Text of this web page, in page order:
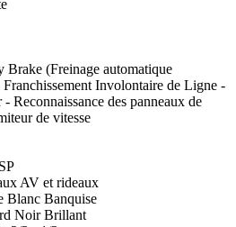
Brake (Freinage automatique
Involontaire de Ligne -
Reconnaissance des panneaux de
de vitesse
AV et rideaux
Blanc Banquise
Noir Brillant